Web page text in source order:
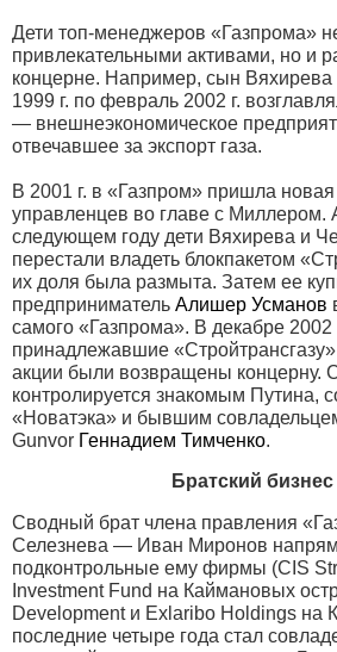
Дети топ-менеджеров «Газпрома»
привлекательными активами, но и
концерне. Например, сын
1999 г. по февраль 2002 г.
— внешнеэкономическое
отвечавшее за экспорт газа.
В 2001 г. в «Газпром» пришла
управленцев во главе с Миллером.
следующем году дети Вяхирева и
перестали владеть блокпакетом
их доля была размыта. Затем ее
предприниматель Алишер Усманов
самого «Газпрома». В декабре 2002
принадлежавшие
акции были возвращены концерну.
контролируется знакомым Путина,
«Новатэка» и бывшим
Gunvor Геннадием Тимченко.
Братский бизнес
Сводный брат члена правления
Селезнева — Иван Миронов
подконтрольные ему фирмы (CIS
Investment Fund на Каймановых
Development и Exlaribo Holdings на
последние четыре года стал